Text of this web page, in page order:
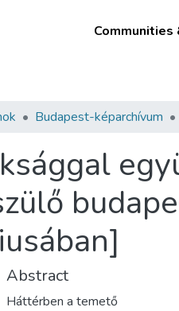
Budapest-képarchívum
Abstract
Háttérben a temető